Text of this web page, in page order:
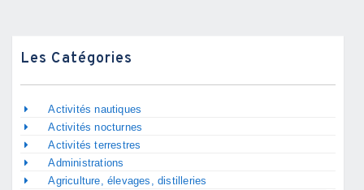
Les Catégories
Activités nautiques
Activités nocturnes
Activités terrestres
Administrations
Agriculture, élevages, distilleries